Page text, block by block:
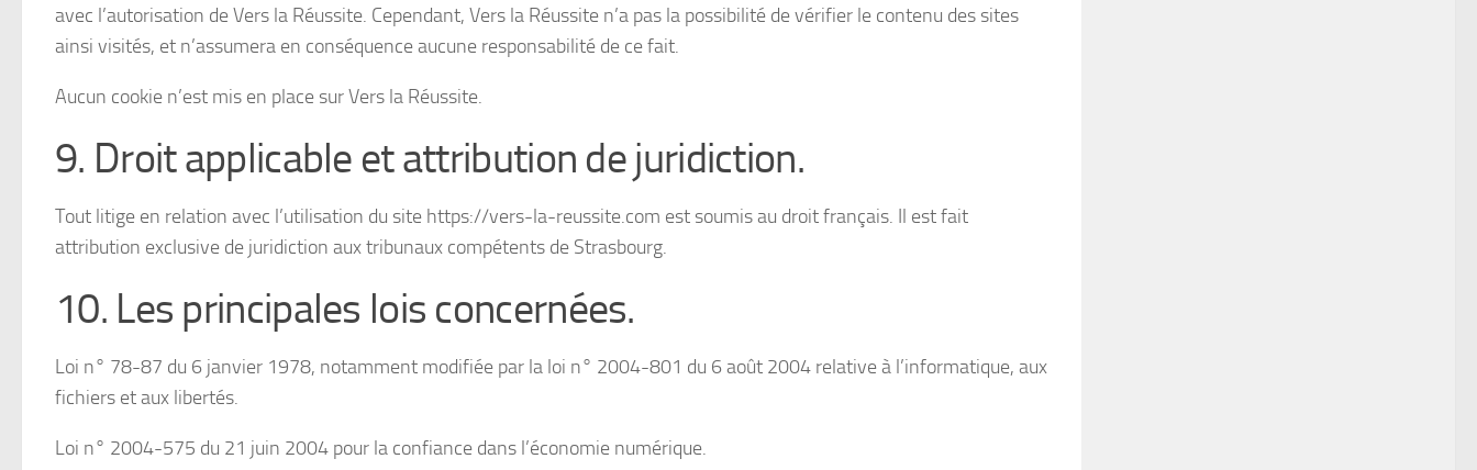
avec l’autorisation de Vers la Réussite. Cependant, Vers la Réussite n’a pas la possibilité de vérifier le contenu des sites
ainsi visités, et n’assumera en conséquence aucune responsabilité de ce fait.
Aucun cookie n’est mis en place sur Vers la Réussite.
9. Droit applicable et attribution de juridiction.
Tout litige en relation avec l’utilisation du site https://vers-la-reussite.com est soumis au droit français. Il est fait
attribution exclusive de juridiction aux tribunaux compétents de Strasbourg.
10. Les principales lois concernées.
Loi n° 78-87 du 6 janvier 1978, notamment modifiée par la loi n° 2004-801 du 6 août 2004 relative à l’informatique, aux
fichiers et aux libertés.
Loi n° 2004-575 du 21 juin 2004 pour la confiance dans l’économie numérique.